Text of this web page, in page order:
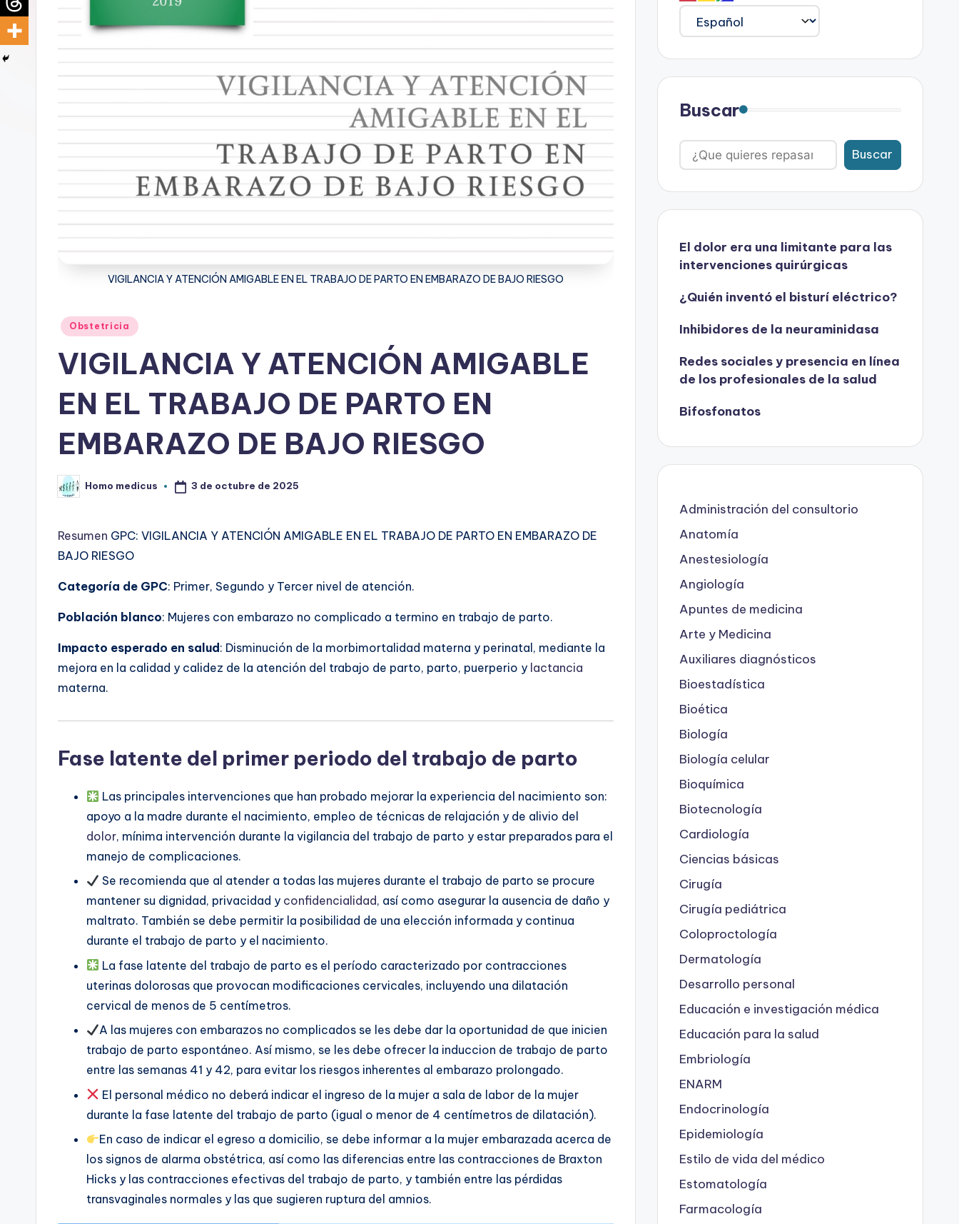
VIGILANCIA Y ATENCIÓN AMIGABLE EN EL TRABAJO DE PARTO EN EMBARAZO DE BAJO RIESGO
Publicado
Obstetricia
VIGILANCIA Y ATENCIÓN AMIGABLE
EN EL TRABAJO DE PARTO EN
EMBARAZO DE BAJO RIESGO
Publicado
por
Homo medicus 3 de octubre de 2025
Resumen GPC: VIGILANCIA Y ATENCIÓN AMIGABLE EN EL TRABAJO DE PARTO EN EMBARAZO DE
BAJO RIESGO
Categoría de GPC: Primer, Segundo y Tercer nivel de atención.
Población blanco: Mujeres con embarazo no complicado a termino en trabajo de parto.
Impacto esperado en salud: Disminución de la morbimortalidad materna y perinatal, mediante la
mejora en la calidad y calidez de la atención del trabajo de parto, parto, puerperio y lactancia
materna.
Fase latente del primer periodo del trabajo de parto
Las principales intervenciones que han probado mejorar la experiencia del nacimiento son:
apoyo a la madre durante el nacimiento, empleo de técnicas de relajación y de alivio del
dolor, mínima intervención durante la vigilancia del trabajo de parto y estar preparados para el
manejo de complicaciones.
Se recomienda que al atender a todas las mujeres durante el trabajo de parto se procure
mantener su dignidad, privacidad y confidencialidad, así como asegurar la ausencia de daño y
maltrato. También se debe permitir la posibilidad de una elección informada y continua
durante el trabajo de parto y el nacimiento.
La fase latente del trabajo de parto es el período caracterizado por contracciones
uterinas dolorosas que provocan modificaciones cervicales, incluyendo una dilatación
cervical de menos de 5 centímetros.
A las mujeres con embarazos no complicados se les debe dar la oportunidad de que inicien
trabajo de parto espontáneo. Así mismo, se les debe ofrecer la induccion de trabajo de parto
entre las semanas 41 y 42, para evitar los riesgos inherentes al embarazo prolongado.
El personal médico no deberá indicar el ingreso de la mujer a sala de labor de la mujer
durante la fase latente del trabajo de parto (igual o menor de 4 centímetros de dilatación).
En caso de indicar el egreso a domicilio, se debe informar a la mujer embarazada acerca de
los signos de alarma obstétrica, así como las diferencias entre las contracciones de Braxton
Hicks y las contracciones efectivas del trabajo de parto, y también entre las pérdidas
transvaginales normales y las que sugieren ruptura del amnios.
Buscar
Buscar
El dolor era una limitante para las
intervenciones quirúrgicas
¿Quién inventó el bisturí eléctrico?
Inhibidores de la neuraminidasa
Redes sociales y presencia en línea
de los profesionales de la salud
Bifosfonatos
Administración del consultorio
Anatomía
Anestesiología
Angiología
Apuntes de medicina
Arte y Medicina
Auxiliares diagnósticos
Bioestadística
Bioética
Biología
Biología celular
Bioquímica
Biotecnología
Cardiología
Ciencias básicas
Cirugía
Cirugía pediátrica
Coloproctología
Dermatología
Desarrollo personal
Educación e investigación médica
Educación para la salud
Embriología
ENARM
Endocrinología
Epidemiología
Estilo de vida del médico
Estomatología
Farmacología